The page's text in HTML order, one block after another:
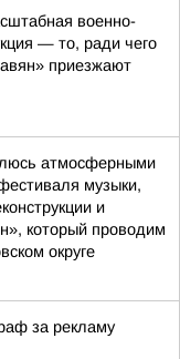
военно-
— то, ради чего
приезжают
атмосферными
музыки,
и
который проводим
округе
за рекламу